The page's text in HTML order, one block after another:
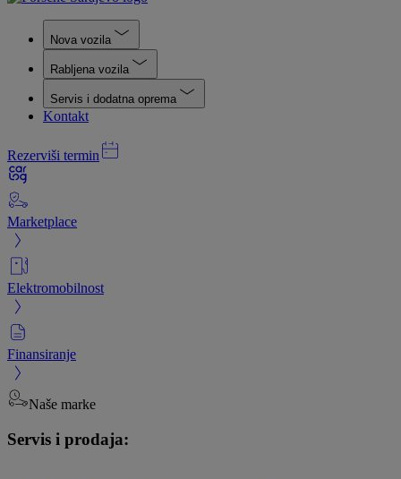
Nova vozila
Rabljena vozila
Servis i dodatna oprema
Kontakt
Rezerviši termin
Marketplace
Elektromobilnost
Finansiranje
Naše marke
Servis i prodaja: